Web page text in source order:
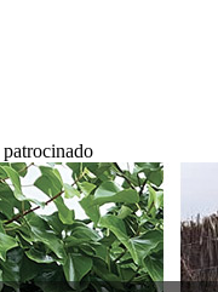
patrocinado